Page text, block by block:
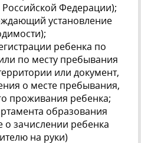
Федерации);
установление
ребенка по
по месту пребывания
или документ,
о месте пребывания,
проживания ребенка;
образования
о зачислении ребенка
на руки)